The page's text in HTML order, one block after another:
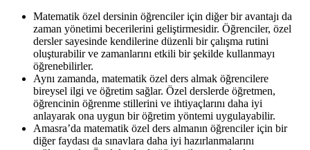
Matematik özel dersinin öğrenciler için diğer bir avantajı da
zaman yönetimi becerilerini geliştirmesidir. Öğrenciler, özel
dersler sayesinde kendilerine düzenli bir çalışma rutini
oluşturabilir ve zamanlarını etkili bir şekilde kullanmayı
öğrenebilirler.
Aynı zamanda, matematik özel ders almak öğrencilere
bireysel ilgi ve öğretim sağlar. Özel derslerde öğretmen,
öğrencinin öğrenme stillerini ve ihtiyaçlarını daha iyi
anlayarak ona uygun bir öğretim yöntemi uygulayabilir.
Amasra’da matematik özel ders almanın öğrenciler için bir
diğer faydası da sınavlara daha iyi hazırlanmalarını